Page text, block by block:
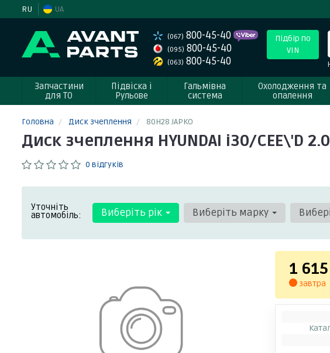
RU UA
(067) 800-45-40
(095) 800-45-40
(063) 800-45-40
Підбір по
VIN
Запчастини
для ТО
Підвіска і
Рульове
Гальмівна
система
Охолодження та
опалення
Головна Диск зчеплення 80H28 JAPKO
Диск зчеплення HYUNDAI i30/CEE\'D
0 відгуків
Уточніть
автомобіль: Виберіть рік Виберіть марку
1 615
завтра